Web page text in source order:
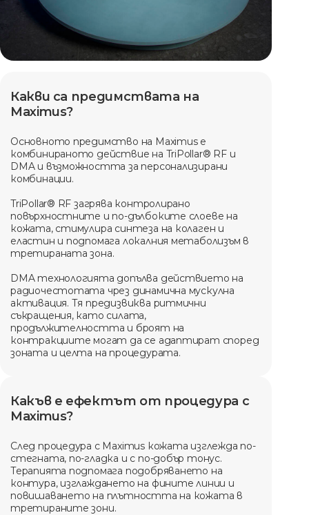
Какви са предимствата на
Maximus?
Основното предимство на Maximus е
комбинираното действие на TriPollar® RF и
DMA и възможността за персонализирани
комбинации.
TriPollar® RF загрява контролирано
повърхностните и по-дълбоките слоеве на
кожата, стимулира синтеза на колаген и
еластин и подпомага локалния метаболизъм в
третираната зона.
DMA технологията допълва действието на
радиочестотата чрез динамична мускулна
активация. Тя предизвиква ритмични
съкращения, като силата,
продължителността и броят на
контракциите могат да се адаптират според
зоната и целта на процедурата.
Какъв е ефектът от процедура с
Maximus?
След процедура с Maximus кожата изглежда по-
стегната, по-гладка и с по-добър тонус.
Терапията подпомага подобряването на
контура, изглаждането на фините линии и
повишаването на плътността на кожата в
третираните зони.